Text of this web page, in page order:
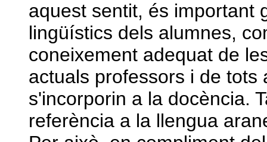
aquest sentit, és important
lingüístics dels alumnes,
coneixement adequat de
actuals professors i de tots
s'incorporin a la docència.
referència a la llengua